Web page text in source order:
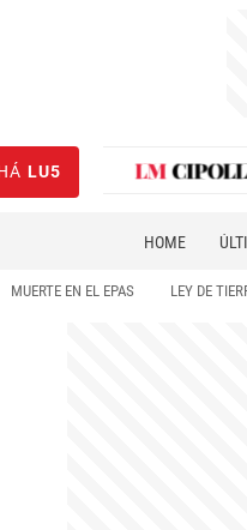
LU5
HOME
MUERTE EN EL EPAS LEY DE